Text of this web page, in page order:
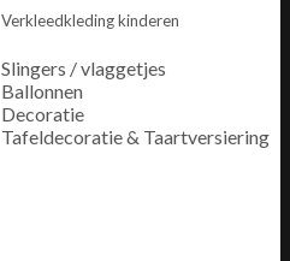
Verkleedkleding kinderen
Slingers / vlaggetjes
Ballonnen
Decoratie
Tafeldecoratie & Taartversiering